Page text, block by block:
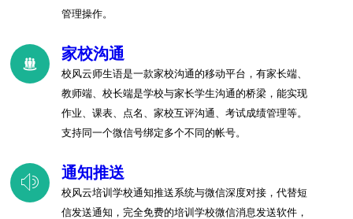
管理操作。
家校沟通
校风云师生语是一款家校沟通的移动平台，有家长端、
教师端、校长端是学校与家长学生沟通的桥梁，能实现
作业、课表、点名、家校互评沟通、考试成绩管理等。
支持同一个微信号绑定多个不同的帐号。
通知推送
校风云培训学校通知推送系统与微信深度对接，代替短
信发送通知，完全免费的培训学校微信消息发送软件，